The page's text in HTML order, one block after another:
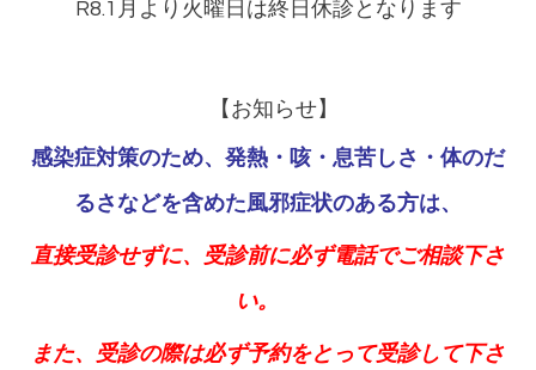
R8.1月より火曜日は終日休診となります
【お知らせ】
感染症対策のため、発熱・咳・息苦しさ・体のだ
るさなどを含めた風邪症状のある方は、
直接受診せずに、受診前に必ず電話でご相談下さ
い。
また、受診の際は必ず予約をとって受診して下さ